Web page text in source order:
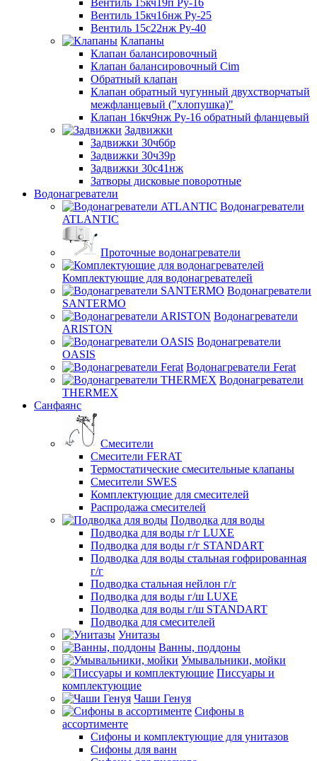
Вентиль 15кч16нж Ру-25
Вентиль 15с22нж Ру-40
Клапаны
Клапан балансировочный
Клапан балансировочный Cim
Обратный клапан
Клапан обратный чугунный двухстворчатый
межфланцевый ("хлопушка)"
Клапан 16кч9нж Ру-16 обратный фланцевый
Задвижки
Задвижки 30ч6бр
Задвижки 30ч39р
Задвижки 30с41нж
Затворы дисковые поворотные
Водонагреватели
Водонагреватели
ATLANTIC
Проточные водонагреватели
Комплектующие для водонагревателей
Водонагреватели
SANTERMO
Водонагреватели
ARISTON
Водонагреватели
OASIS
Водонагреватели Ferat
Водонагреватели
THERMEX
Санфаянс
Смесители
Смесители FERAT
Термостатические смесительные клапаны
Смесители SWES
Комплектующие для смесителей
Распродажа смесителей
Подводка для воды
Подводка для воды г/г LUXE
Подводка для воды г/г STANDART
Подводка для воды стальная гофрированная
г/г
Подводка стальная нейлон г/г
Подводка для воды г/ш LUXE
Подводка для воды г/ш STANDART
Подводка для смесителей
Унитазы
Ванны, поддоны
Умывальники, мойки
Писсуары и
комплектующие
Чаши Генуя
Сифоны в
ассортименте
Сифоны и комплектующие для унитазов
Сифоны для ванн